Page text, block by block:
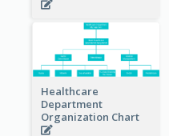
Healthcare
Department
Organization Chart